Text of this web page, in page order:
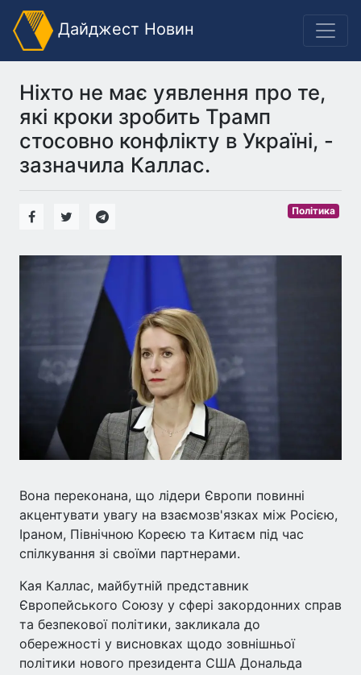
Дайджест Новин
Ніхто не має уявлення про те,
які кроки зробить Трамп
стосовно конфлікту в Україні, -
зазначила Каллас.
Політика
Вона переконана, що лідери Європи повинні
акцентувати увагу на взаємозв'язках між Росією,
Іраном, Північною Кореєю та Китаєм під час
спілкування зі своїми партнерами.
Кая Каллас, майбутній представник
Європейського Союзу у сфері закордонних справ
та безпекової політики, закликала до
обережності у висновках щодо зовнішньої
політики нового президента США Дональда